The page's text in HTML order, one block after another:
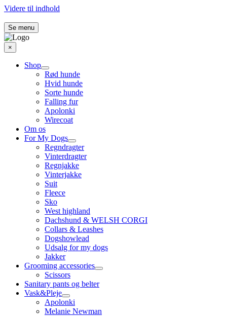
Videre til indhold
Se menu
×
Shop
Rød hunde
Hvid hunde
Sorte hunde
Falling fur
Apolonki
Wirecoat
Om os
For My Dogs
Regndragter
Vinterdragter
Regnjakke
Vinterjakke
Suit
Fleece
Sko
West highland
Dachshund & WELSH CORGI
Collars & Leashes
Dogshowlead
Udsalg for my dogs
Jakker
Grooming accessories
Scissors
Sanitary pants og belter
Vask&Pleje
Apolonki
Melanie Newman